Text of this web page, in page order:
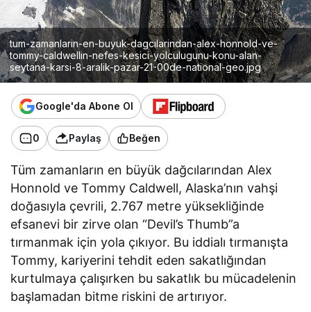
tum-zamanlarin-en-buyuk-dagcilarindan-alex-honnold-ve-
tommy-caldwellin-nefes-kesici-yolculugunu-konu-alan-
seytana-karsi-8-aralik-pazar-21-00de-national-geo.jpg
Google'da Abone Ol
0 Paylaş Beğen
Tüm zamanların en büyük dağcılarından Alex
Honnold ve Tommy Caldwell, Alaska’nın vahşi
doğasıyla çevrili, 2.767 metre yüksekliğinde
efsanevi bir zirve olan “Devil’s Thumb”a
tırmanmak için yola çıkıyor. Bu iddialı tırmanışta
Tommy, kariyerini tehdit eden sakatlığından
kurtulmaya çalışırken bu sakatlık bu mücadelenin
başlamadan bitme riskini de artırıyor.